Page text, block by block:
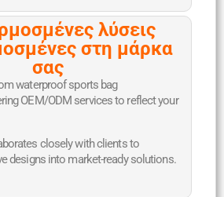
λύσεις
στη μάρκα
σας
waterproof sports bag
OEM/ODM services to reflect your
closely with clients to
designs into market-ready solutions.